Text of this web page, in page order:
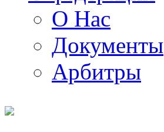
О Нас
Документы
Арбитры